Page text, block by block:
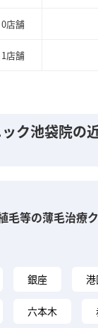
0店舗
1店舗
ク池袋院の
毛等の薄毛治療
銀座 港
六本木